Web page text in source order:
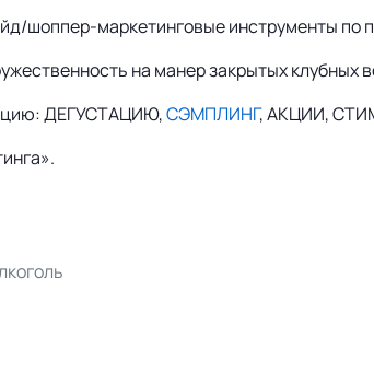
шоппер-маркетинговые инструменты по
на манер закрытых клубных
ДЕГУСТАЦИЮ,СЭМПЛИНГ, АКЦИИ,